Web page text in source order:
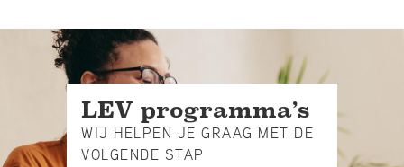
LEV programma’s
WIJ HELPEN JE GRAAG MET DE
VOLGENDE STAP